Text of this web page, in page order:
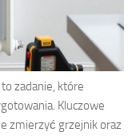
zadanie, które
Kluczowe
zmierzyć grzejnik oraz